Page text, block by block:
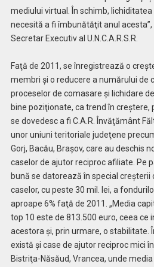
mediului virtual. În schimb,
necesită a fi îmbunătăţit anul
Secretar Executiv al U.N.C.A.R.S.R.
Faţă de 2011, se înregistrează o
membri şi o reducere a numărului de
proceselor de comasare şi lichidare
bine poziţionate, ca trend în
se dovedesc a fi C.A.R. Învăţământ
unor uniuni teritoriale judeţene
Gorj, Bacău, Braşov, care au deschis
caselor de ajutor reciproc afiliate. Pe
bună se datorează în special creşterii
caselor, cu peste 30 mil. lei, a
aproape 6% faţă de 2011. „Media
top 10 este de 813.500 euro, ceea ce
acestora şi, prin urmare, o stabilitate.
există şi case de ajutor reciproc mici
Bistriţa-Năsăud, Vrancea, unde